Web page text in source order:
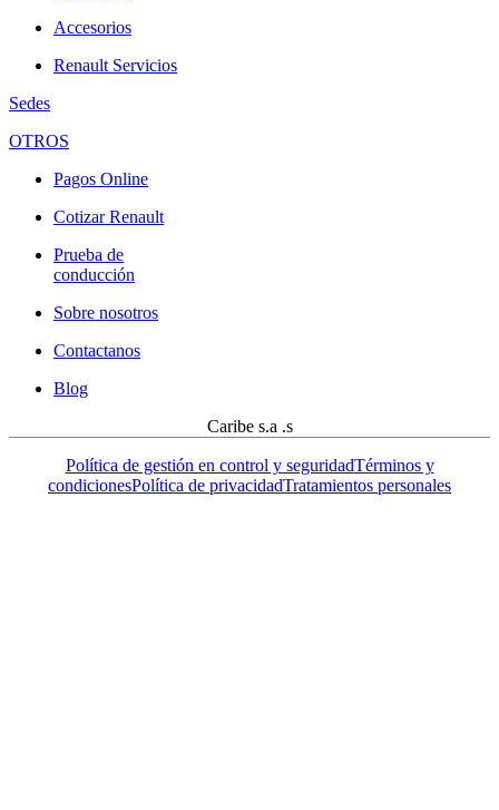
Accesorios
Renault Servicios
Sedes
OTROS
Pagos Online
Cotizar Renault
Prueba de
conducción
Sobre nosotros
Contactanos
Blog
Caribe s.a .s
Política de gestión en control y seguridadTérminos y
condicionesPolítica de privacidadTratamientos personales